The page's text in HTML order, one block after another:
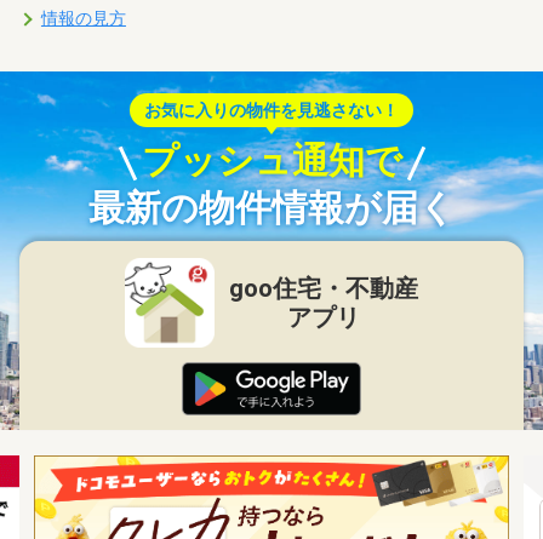
情報の見方
お気に入りの物件を見逃さない！
プッシュ通知で
最新の物件情報が届く
goo住宅・不動産
アプリ